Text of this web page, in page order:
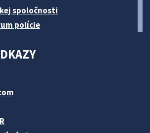
spoločnosti
polície